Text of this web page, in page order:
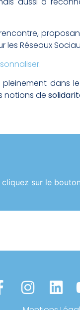
les Réseaux
pleinement dans
notions de
sur le bouton